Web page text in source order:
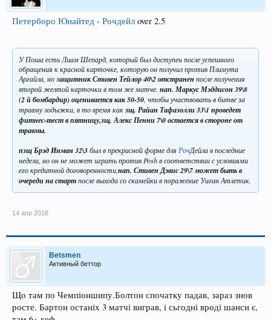
Петерборо Юнайтед - Рочдейл over 2.5
У Поша есть Лиам Шепард, который был доступен после успешного
обращения к красной карточке, которую он получил против Плимута
Аргайла, но защитник Стивен Тейлор 40\2 отстраненпосле получения
второй желтой карточки в том же матче. нап. Маркус Мэддисон 39\8
(2 й бомбардир) оценивается как 50-50, чтобы участвовать в битве за
травму лодыжки, в то время какзщ. Райан Тафазолли 33\1 проведет
фитнес-тест в пятницу,зщ. Алекс Пенни 7\0 остается в стороне от
травмы.
пзщ Брэд Инман 32\3был в прекрасной форме для РочДейла в последние
недели, но он не может играть против Posh в соответствии с условиями
его кредитной договоренности,нап. Стивен Дэвис 29\7 может быть в
очереди на стартпосле выхода со скамейки в поражение Уиган Атлетик.
14 апр 2018
Betsmen
Активный беттор
Що там по Чемпіоншипу.Болтон спочатку падав, зараз знов
росте. Бартон останіх 3 матчі виграв, і сьгодні вроді шанси є,